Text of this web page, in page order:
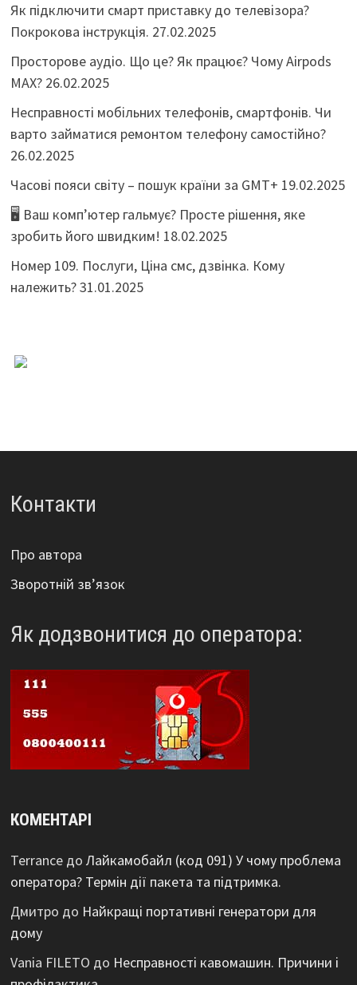
Як підключити смарт приставку до телевізора?
Покрокова інструкція. 27.02.2025
Просторове аудіо. Що це? Як працює? Чому Airpods
MAX? 26.02.2025
Несправності мобільних телефонів, смартфонів. Чи
варто займатися ремонтом телефону самостійно?
26.02.2025
Часові пояси світу – пошук країни за GMT+ 19.02.2025
🖥️ Ваш комп’ютер гальмує? Просте рішення, яке
зробить його швидким! 18.02.2025
Номер 109. Послуги, Ціна смс, дзвінка. Кому
належить?31.01.2025
Контакти
Про автора
Зворотній зв’язок
Як додзвонитися до оператора:
КОМЕНТАРІ
Terranceдо Лайкамобайл (код 091) У чому проблема
оператора? Термін дії пакета та підтримка.
Дмитро до Найкращі портативні генератори для
дому
Vania FILETO до Несправності кавомашин. Причини і